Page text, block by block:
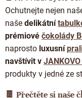
Ochutnejte nejen
naše delikátní
prémiové čokolády
naprosto luxusní
navštívit v
produkty v jedné ze
🍫 Přečtěte si naše